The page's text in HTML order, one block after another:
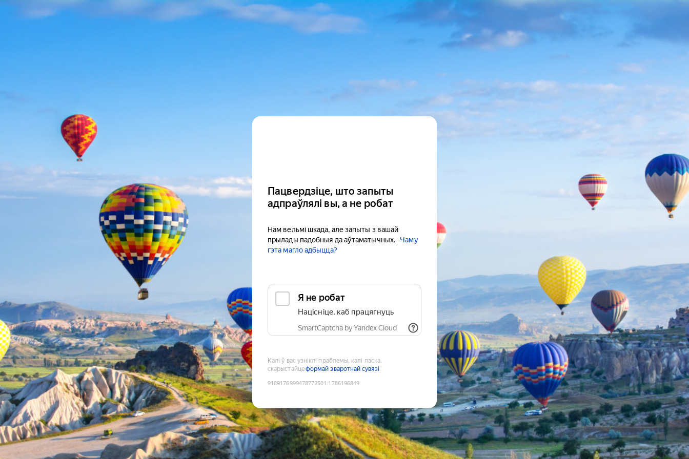
Пацвердзіце, што запыты
адпраўлялі вы, а не робат
Нам вельмі шкада, але запыты з вашай
прылады падобныя да аўтаматычных.
Чаму
гэта магло адбыцца?
Я не робат
Націсніце, каб працягнуць
SmartCaptcha by Yandex Cloud
Калі ў вас узніклі праблемы, калі ласка,
скарыстайцеформай зваротнай сувязі
9189176999478772501 :1786196849